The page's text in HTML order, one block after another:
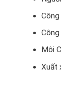
Môi
Xuất